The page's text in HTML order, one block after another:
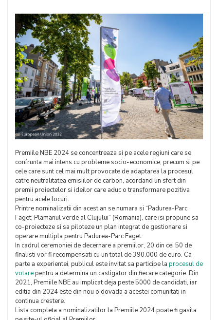
Premiile NBE 2024 se concentreaza si pe acele regiuni care se
confrunta mai intens cu probleme socio-economice, precum si pe
cele care sunt cel mai mult provocate de adaptarea la procesul
catre neutralitatea emisiilor de carbon, acordand un sfert din
premii proiectelor si ideilor care aduc o transformare pozitiva
pentru acele locuri.
Printre nominalizatii din acest an se numara si “Padurea-Parc
Faget; Plamanul verde al Clujului” (Romania), care isi propune sa
co-proiecteze si sa piloteze un plan integrat de gestionare si
operare multipla pentru Padurea-Parc Faget.
In cadrul ceremoniei de decernare a premiilor, 20 din cei 50 de
finalisti vor fi recompensati cu un total de 390.000 de euro. Ca
parte a experientei, publicul este invitat sa participe la procesul de
votarepentru a determina un castigator din fiecare categorie. Din
2021, Premiile NBE au implicat deja peste 5000 de candidati, iar
editia din 2024 este din nou o dovada a acestei comunitati in
continua crestere.
Lista completa a nominalizatilor la Premiile 2024 poate fi gasita